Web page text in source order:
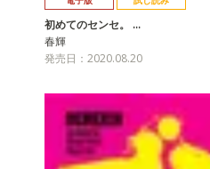
初めてのセンセ。 …
春輝
発売日：2020.08.20